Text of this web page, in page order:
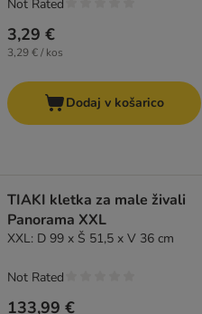
3,29 €
3,29 € / kos
Not Rated
Dodaj v košarico
TIAKI kletka za male živali
Panorama XXL
XXL: D 99 x Š 51,5 x V 36 cm
133,99 €
Not Rated